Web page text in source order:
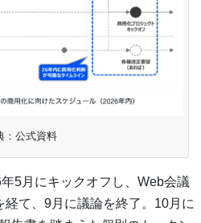
：公式資料
5月にキックオフし、Web会議
て、9月に議論を終了。10月に